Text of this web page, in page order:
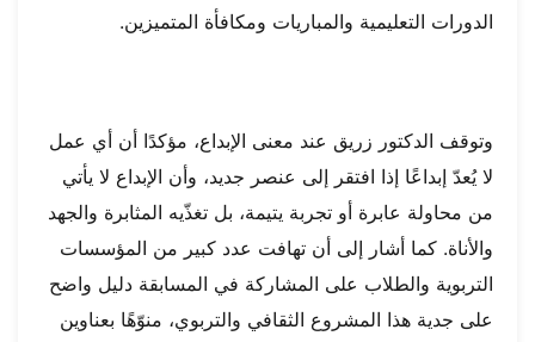
الدورات التعليمية والمباريات ومكافأة المتميزين.
وتوقف الدكتور زريق عند معنى الإبداع، مؤكدًا أن أي عمل
لا يُعدّ إبداعًا إذا افتقر إلى عنصر جديد، وأن الإبداع لا يأتي
من محاولة عابرة أو تجربة يتيمة، بل تغذّيه المثابرة والجهد
والأناة. كما أشار إلى أن تهافت عدد كبير من المؤسسات
التربوية والطلاب على المشاركة في المسابقة دليل واضح
على جدية هذا المشروع الثقافي والتربوي، منوّهًا بعناوين